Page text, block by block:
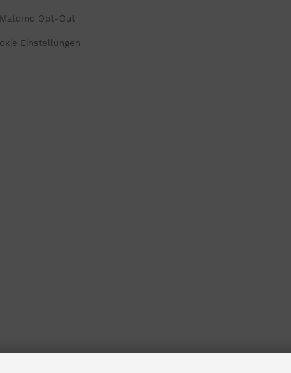
Matomo Opt-Out
Einstellungen